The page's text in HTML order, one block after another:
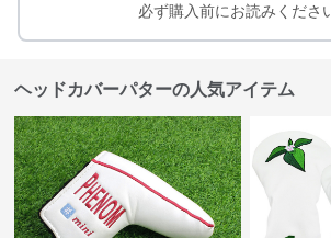
必ず購入前にお読みくださ
ヘッドカバーパターの人気アイテム